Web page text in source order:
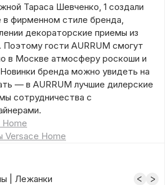
Тараса Шевченко, 1 создали
в фирменном стиле бренда,
декораторские приемы из
Поэтому гости AURRUM смогут
в Москве атмосферу роскоши и
бренда можно увидеть на
— в AURRUM лучшие дилерские
сотрудничества с
Versace Home
| Лежанки